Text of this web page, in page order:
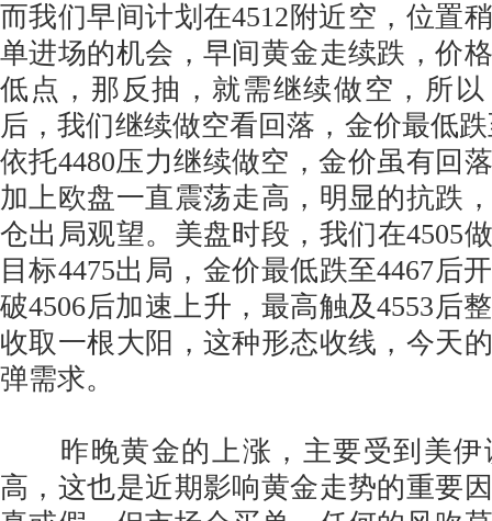
而我们早间计划在4512附近空，位置
单进场的机会，早间黄金走续跌，价
低点，那反抽，就需继续做空，所以
后，我们继续做空看回落，金价最低
依托4480压力继续做空，金价虽有回
加上欧盘一直震荡走高，明显的抗跌
仓出局观望。美盘时段，我们在4505
目标4475出局，金价最低跌至4467后
破4506后加速上升，最高触及4553后
收取一根大阳，这种形态收线，今天
弹需求。
昨晚黄金的上涨，主要受到美伊
高，这也是近期影响黄金走势的重要